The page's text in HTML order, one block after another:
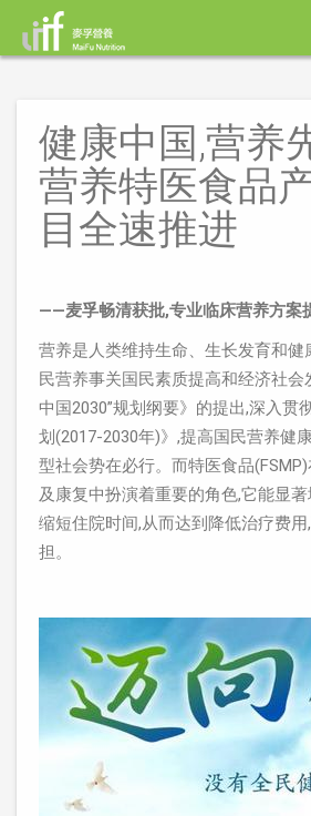
健康中国,营养
营养特医食品
目全速推进
——麦孚畅清获批,专业临床营养方案
营养是人类维持生命、生长发育和健
民营养事关国民素质提高和经济社会
中国2030”规划纲要》的提出,深入贯
划(2017-2030年)》,提高国民营养健
型社会势在必行。而特医食品
及康复中扮演着重要的角色,它能显著
缩短住院时间,从而达到降低治疗费
担。